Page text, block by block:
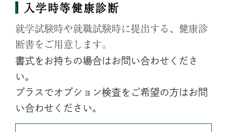
入学時等健康診断
就学試験時や就職試験時に提出する、健康診
断書をご用意します。
書式をお持ちの場合はお問い合わせくださ
い。
プラスでオプション検査をご希望の方はお問
い合わせください。